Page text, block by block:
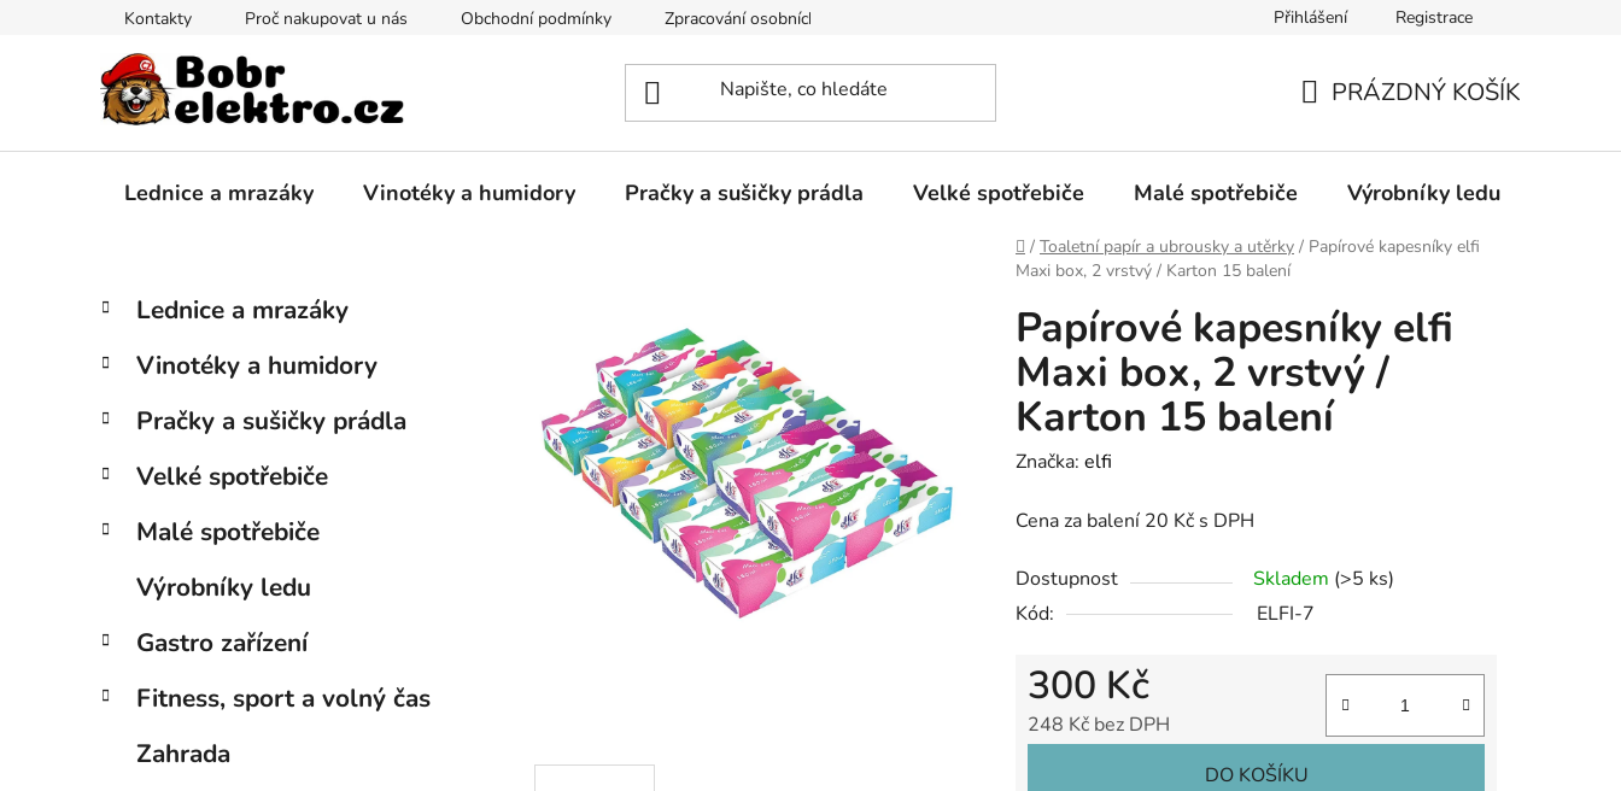
Kontakty Proč nakupovat u nás Obchodní podmínky Zpracování osobních údajů Oprava a výkup výrobníků ledu Značka Bauknecht
Přihlášení Registrace
KOŠÍK
PRÁZDNÝ KOŠÍK
Lednice a mrazáky Vinotéky a humidory Pračky a sušičky prádla Velké spotřebiče Malé spotřebiče Výrobníky ledu
Domů
/ Toaletní papír a ubrousky a utěrky / Papírové kapesníky elfi
Maxi box, 2 vrstvý / Karton 15 balení
P
s
r
n
n
í
n
l
Přeskočit
kategorie
K
a
e
o
i
Lednice a mrazáky
Vinotéky a humidory
Pračky a sušičky prádla
Velké spotřebiče
Malé spotřebiče
Výrobníky ledu
Gastro zařízení
Fitness, sport a volný čas
Zahrada
Papírové kapesníky elfi
Maxi box, 2 vrstvý /
Karton 15 balení
Značka: elfi
Cena za balení 20 Kč s DPH
Dostupnost Skladem (>5 ks)
Kód:
ELFI-7
300 Kč
248 Kč bez DPH
DO KOŠÍKU